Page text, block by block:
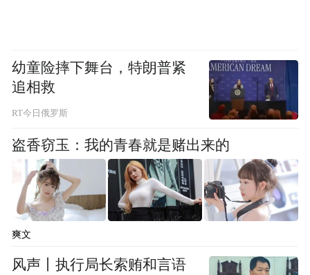
幼童险摔下舞台，特朗普紧
追相救
RT今日俄罗斯
盗香窃玉：我的青春就是赌出来的
爽文
风声丨执行局长索贿和言语